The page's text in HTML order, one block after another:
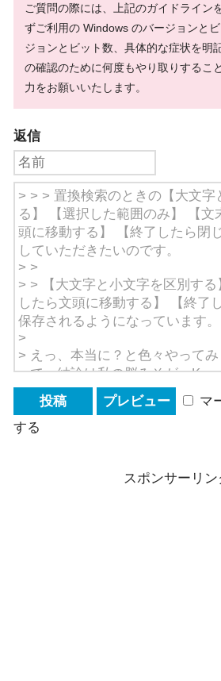
ご質問の際には、上記のガイドライン
ずご利用の Windows のバージョンと
ジョンとビット数、具体的な症状を明
の確認のために何度もやり取りするこ
力をお願いいたします。
返信
マ
する
スポンサーリン